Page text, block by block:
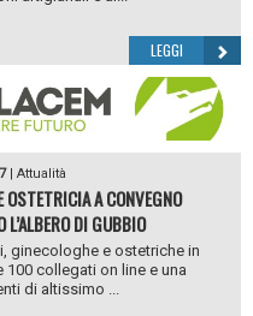
LEGGI
| Attualità
OSTETRICIA A CONVEGNO
DI GUBBIO
ginecologhe e ostetriche in
100 collegati on line e una
di altissimo ...